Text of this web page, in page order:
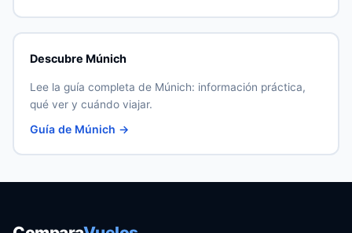
Descubre Múnich
Lee la guía completa de Múnich: información práctica,
qué ver y cuándo viajar.
Guía de Múnich →